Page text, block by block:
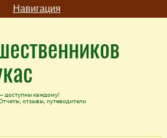
Навигация
доступны каждому!
отзывы, путеводители